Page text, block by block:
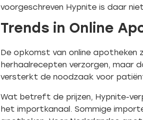
voorgeschreven Hypnite is daar
Trends in Online
De opkomst van online apotheken
herhaalrecepten verzorgen, maar
versterkt de noodzaak voor
Wat betreft de prijzen, Hypnite-
het importkanaal. Sommige